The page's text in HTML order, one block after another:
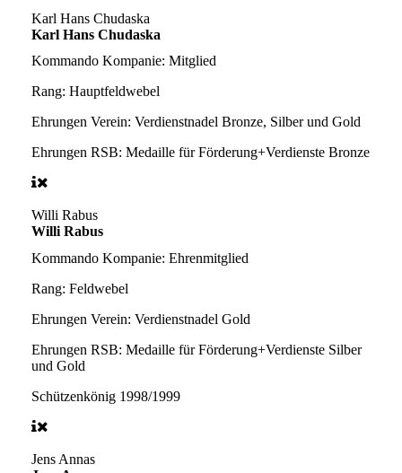
Karl Hans Chudaska
Karl Hans Chudaska
Kommando Kompanie: Mitglied
Rang: Hauptfeldwebel
Ehrungen Verein: Verdienstnadel Bronze, Silber und Gold
Ehrungen RSB: Medaille für Förderung+Verdienste Bronze
Willi Rabus
Willi Rabus
Kommando Kompanie: Ehrenmitglied
Rang: Feldwebel
Ehrungen Verein: Verdienstnadel Gold
Ehrungen RSB: Medaille für Förderung+Verdienste Silber
und Gold
Schützenkönig 1998/1999
Jens Annas